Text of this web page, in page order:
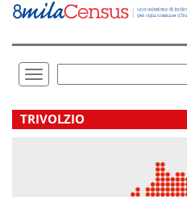
Vai
direttamente
Toggle
navigation
.
TRIVOLZIO